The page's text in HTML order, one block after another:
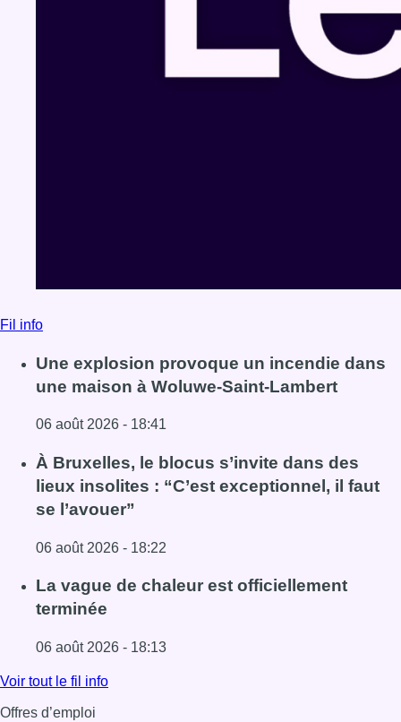
Fil info
Une explosion provoque un incendie dans
une maison à Woluwe-Saint-Lambert
06 août 2026 - 18:41
Lire l'article Une explosion provoque un incendie dans
À Bruxelles, le blocus s’invite dans des
lieux insolites : “C’est exceptionnel, il faut
se l’avouer”
06 août 2026 - 18:22
Lire l'article À Bruxelles, le blocus s’invite dans des lieux
La vague de chaleur est officiellement
terminée
06 août 2026 - 18:13
Lire l'article La vague de chaleur est officiellement
Voir tout le fil info
Offres d’emploi